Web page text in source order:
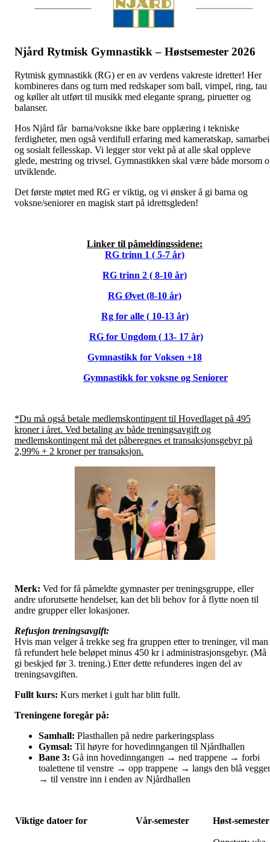
Njård Rytmisk Gymnastikk – Høstsemester 2026
Rytmisk gymnastikk (RG) er en av verdens vakreste idretter! Her
kombineres dans og turn med redskaper som ball, vimpel, ring, tau
og køller alt utført til musikk med elegante sprang, piruetter og
balanser.
Hos Njård får barna/voksne ikke bare opplæring i tekniske
ferdigheter, men også verdifull erfaring med kameratskap,
og sosialt fellesskap. Vi legger stor vekt på at alle skal oppleve
glede, mestring og trivsel. Gymnastikken skal være både morsom
utviklende.
Det første møtet med RG er viktig, og vi ønsker å gi barna og
voksne/seniorer en magisk start på idrettsgleden!
Linker til påmeldingssidene:
RG trinn 1 ( 5-7 år)
RG trinn 2 ( 8-10 år)
RG Øvet (8-10 år)
Rg for alle ( 10-13 år)
RG for Ungdom ( 13- 17 år)
Gymnastikk for Voksen +18
Gymnastikk for voksne og Seniorer
*Du må også betale medlemskontingent til Hovedlaget på 495
kroner i året. Ved betaling av både treningsavgift og
medlemskontingent må det påberegnes et transaksjonsgebyr på
2,99% + 2 kroner per transaksjon.
Merk: Ved for få påmeldte gymnaster per treningsgruppe, eller
andre uforutsette hendelser, kan det bli behov for å flytte noen til
andre grupper eller lokasjoner.
Refusjon treningsavgift:
Hvis man velger å trekke seg fra gruppen etter to treninger, vil man
få refundert hele beløpet minus 450 kr i administrasjonsgebyr. (Må
gi beskjed før 3. trening.) Etter dette refunderes ingen del av
treningsavgiften.
Fullt kurs: Kurs merket i gult har blitt fullt.
Treningene foregår på:
Samhall: Plasthallen på nedre parkeringsplass
Gymsal: Til høyre for hovedinngangen til Njårdhallen
Bane 3: Gå inn hovedinngangen → ned trappene → forbi
toalettene til venstre → opp trappene → langs den blå
→ til venstre inn i enden av Njårdhallen
Viktige datoer for Vår-semester Høst-semester